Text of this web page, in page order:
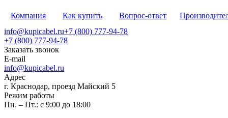
Компания Как купить Вопрос-ответ
info@kupicabel.ru+7 (800) 777-94-78
+7 (800) 777-94-78
Заказать звонок
E-mail
info@kupicabel.ru
Адрес
г. Краснодар, проезд Майский 5
Режим работы
Пн. – Пт.: с 9:00 до 18:00